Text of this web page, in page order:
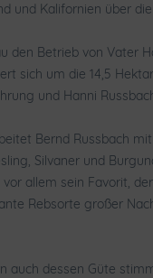
und Kalifornien über
Betrieb von Vater
sich um die 14,5
und Hanni
Bernd Russbach
Silvaner und
allem sein Favorit,
Rebsorte großer
dessen Güte